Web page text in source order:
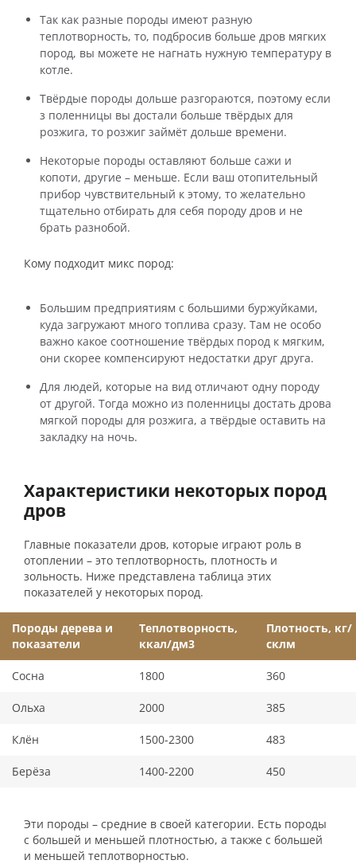
Так как разные породы имеют разную
теплотворность, то, подбросив больше дров мягких
пород, вы можете не нагнать нужную температуру в
котле.
Твёрдые породы дольше разгораются, поэтому если
з поленницы вы достали больше твёрдых для
розжига, то розжиг займёт дольше времени.
Некоторые породы оставляют больше сажи и
копоти, другие – меньше. Если ваш отопительный
прибор чувствительный к этому, то желательно
тщательно отбирать для себя породу дров и не
брать разнобой.
Кому подходит микс пород:
Большим предприятиям с большими буржуйками,
куда загружают много топлива сразу. Там не особо
важно какое соотношение твёрдых пород к мягким,
они скорее компенсируют недостатки друг друга.
Для людей, которые на вид отличают одну породу
от другой. Тогда можно из поленницы достать дрова
мягкой породы для розжига, а твёрдые оставить на
закладку на ночь.
Характеристики некоторых пород
дров
Главные показатели дров, которые играют роль в
отоплении – это теплотворность, плотность и
зольность. Ниже представлена таблица этих
показателей у некоторых пород.
Породы дерева и
показатели
Теплотворность,
ккал/дм3
Плотность, кг/
склм
Сосна 1800 360
Ольха 2000 385
Клён 1500-2300 483
Берёза 1400-2200 450
Эти породы – средние в своей категории. Есть породы
с большей и меньшей плотностью, а также с большей
и меньшей теплотворностью.